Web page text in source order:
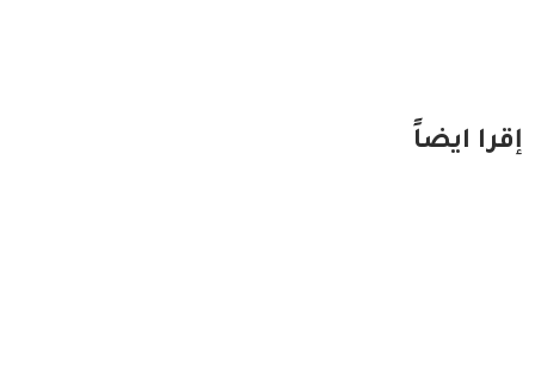
إقرا ايضاً